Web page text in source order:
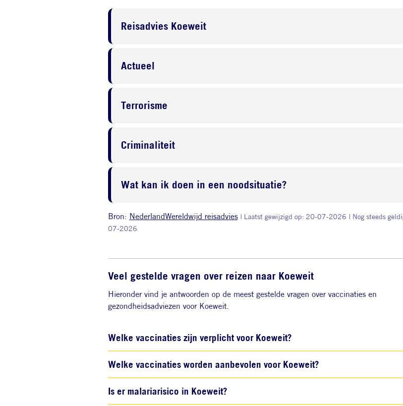
Reisadvies Koeweit
Actueel
Terrorisme
Criminaliteit
Wat kan ik doen in een noodsituatie?
Bron: NederlandWereldwijd reisadvies | Laatst gewijzigd op: 20-07-2026 | Nog steeds
07-2026
Veel gestelde vragen over reizen naar Koeweit
Hieronder vind je antwoorden op de meest gestelde vragen over vaccinaties en
gezondheidsadviezen voor Koeweit.
Welke vaccinaties zijn verplicht voor Koeweit?
Welke vaccinaties worden aanbevolen voor Koeweit?
Is er malariarisico in Koeweit?